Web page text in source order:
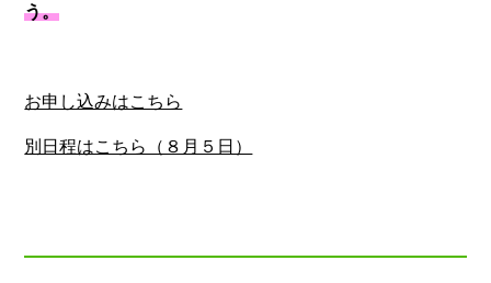
う。
お申し込みはこちら
別日程はこちら（８月５日）